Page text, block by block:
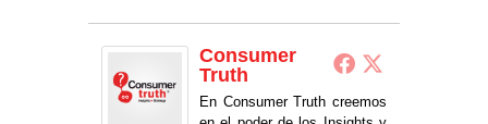
Consumer
Truth
En Consumer Truth creemos